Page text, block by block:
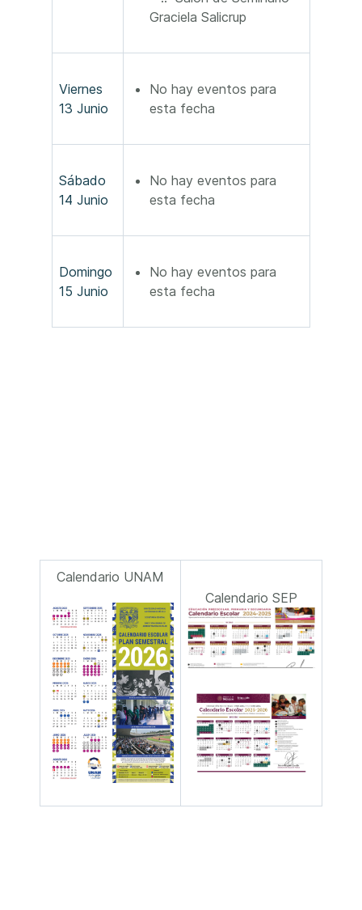
Graciela Salicrup
Viernes
13 Junio
No hay eventos para
esta fecha
Sábado
14 Junio
No hay eventos para
esta fecha
Domingo
15 Junio
No hay eventos para
esta fecha
Calendario UNAM
Calendario SEP